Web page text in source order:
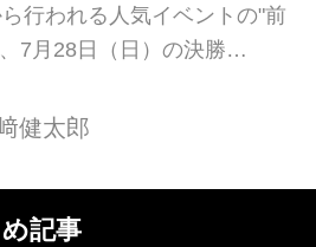
行われる人気イベントの"前
7月28日（日）の決勝
活躍した青木拓磨が、久し
観衆の前でレーシングマシン
走行する姿を披露してくれま
は絶対見逃せないですね！
健太郎
記事